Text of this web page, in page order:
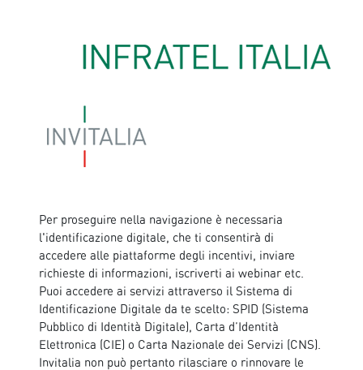
Per proseguire nella navigazione è necessaria
l'identificazione digitale, che ti consentirà di
accedere alle piattaforme degli incentivi, inviare
richieste di informazioni, iscriverti ai webinar etc.
Puoi accedere ai servizi attraverso il Sistema di
Identificazione Digitale da te scelto: SPID (Sistema
Pubblico di Identità Digitale), Carta d’Identità
Elettronica (CIE) o Carta Nazionale dei Servizi (CNS).
Invitalia non può pertanto rilasciare o rinnovare le